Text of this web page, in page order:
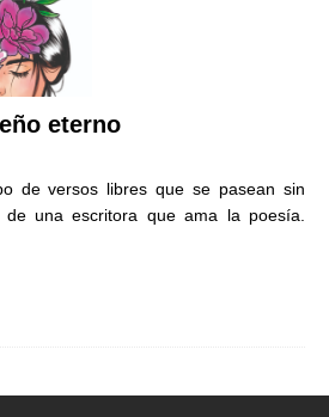
eterno
de versos libres que se pasean sin
una escritora que ama la poesía.